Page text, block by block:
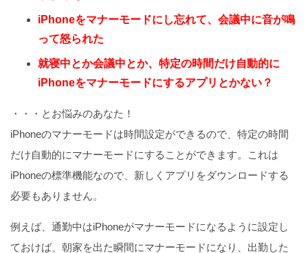
iPhoneをマナーモードにし忘れて、会議中に音が鳴
って怒られた
就寝中とか会議中とか、特定の時間だけ自動的に
iPhoneをマナーモードにするアプリとかない？
・・・とお悩みのあなた！
iPhoneのマナーモードは時間設定ができるので、特定の時間
だけ自動的にマナーモードにすることができます。これは
iPhoneの標準機能なので、新しくアプリをダウンロードする
必要もありません。
例えば、通勤中はiPhoneがマナーモードになるように設定し
ておけば、朝家を出た瞬間にマナーモードになり、出勤した